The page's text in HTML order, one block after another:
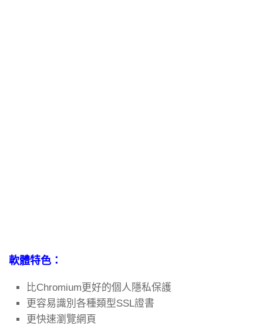
軟體特色：
比Chromium更好的個人隱私保護
更容易識別各種類型SSL證書
更快速瀏覽網頁